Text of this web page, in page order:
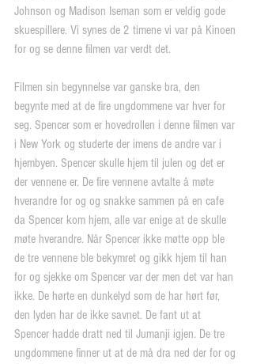
Johnson og Madison Iseman som er veldig gode
skuespillere. Vi synes de 2 timene vi var på Kinoen
for og se denne filmen var verdt det.
Filmen sin begynnelse var ganske bra, den
begynte med at de fire ungdommene var hver for
seg. Spencer som er hovedrollen i denne filmen var
i New York og studerte der imens de andre var i
hjembyen. Spencer skulle hjem til julen og det er
der vennene er. De fire vennene avtalte å møte
hverandre for og og snakke sammen på en cafe
da Spencer kom hjem, alle var enige at de skulle
møte hverandre. Når Spencer ikke møtte opp ble
de tre vennene ble bekymret og gikk hjem til han
for og sjekke om Spencer var der men det var han
ikke. De hørte en dunkelyd som de har hørt før,
den lyden har de ikke savnet. De fant ut at
Spencer hadde dratt ned til Jumanji igjen. De tre
ungdommene finner ut at de må dra ned der for og